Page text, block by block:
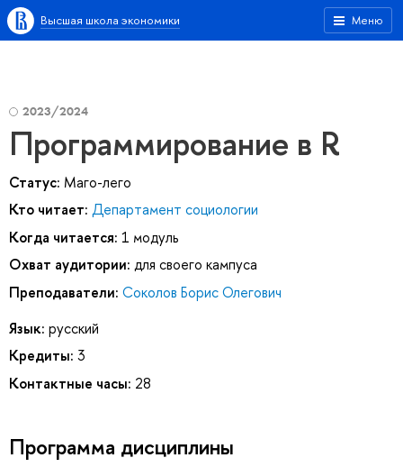
Меню
Высшая школа экономики
2023/2024
Программирование в R
Статус: Маго-лего
Кто читает: Департамент социологии
Когда читается: 1 модуль
Охват аудитории: для своего кампуса
Преподаватели: Соколов Борис Олегович
Язык: русский
Кредиты: 3
Контактные часы: 28
Программа дисциплины